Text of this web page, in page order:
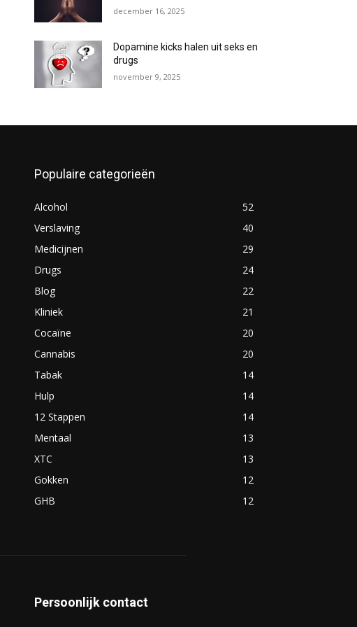
december 16, 2025
Dopamine kicks halen uit seks en
drugs
november 9, 2025
Populaire categorieën
Alcohol
52
Verslaving
40
Medicijnen
29
Drugs
24
Blog
22
Kliniek
21
Cocaïne
20
Cannabis
20
Tabak
14
Hulp
14
12 Stappen
14
Mentaal
13
XTC
13
Gokken
12
GHB
12
Persoonlijk contact